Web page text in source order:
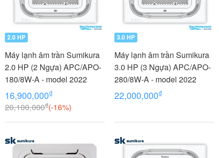
2.0 HP
Máy lạnh âm trần Sumikura
2.0 HP (2 Ngựa) APC/APO-
180/8W-A - model 2022
16,900,000₫
20,100,000₫(-16%)
3.0 HP
Máy lạnh âm trần Sumikura
3.0 HP (3 Ngựa) APC/APO-
280/8W-A - model 2022
22,000,000₫